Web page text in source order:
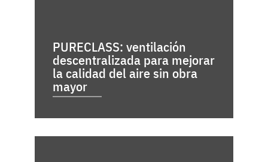
PURECLASS: ventilación
descentralizada para mejorar
la calidad del aire sin obra
mayor